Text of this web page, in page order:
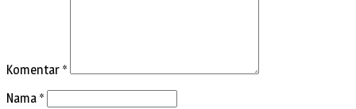
Komentar *
Nama *